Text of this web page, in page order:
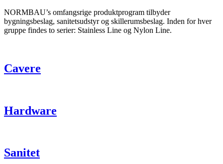
NORMBAU’s omfangsrige produktprogram tilbyder
bygningsbeslag, sanitetsudstyr og skillerumsbeslag. Inden for hver
gruppe findes to serier: Stainless Line og Nylon Line.
Cavere
Hardware
Sanitet